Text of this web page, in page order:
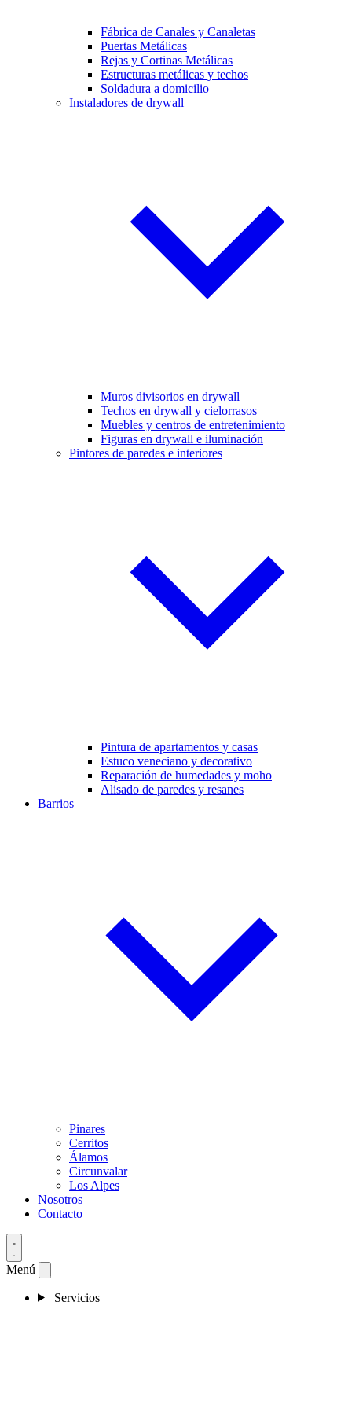
Fábrica de Canales y Canaletas
Puertas Metálicas
Rejas y Cortinas Metálicas
Estructuras metálicas y techos
Soldadura a domicilio
Instaladores de drywall
Muros divisorios en drywall
Techos en drywall y cielorrasos
Muebles y centros de entretenimiento
Figuras en drywall e iluminación
Pintores de paredes e interiores
Pintura de apartamentos y casas
Estuco veneciano y decorativo
Reparación de humedades y moho
Alisado de paredes y resanes
Barrios
Pinares
Cerritos
Álamos
Circunvalar
Los Alpes
Nosotros
Contacto
Menú
Servicios